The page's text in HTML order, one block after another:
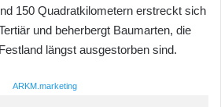
150 Quadratkilometern erstreckt sich
und beherbergt Baumarten, die
längst ausgestorben sind.
ARKM.marketing